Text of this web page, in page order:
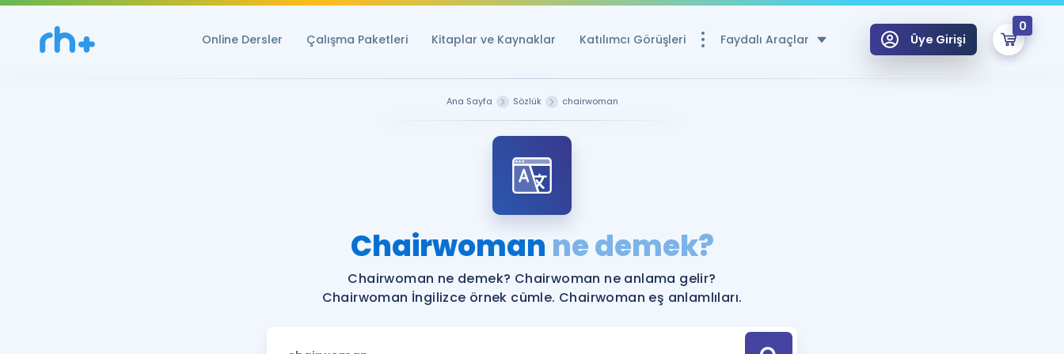
Online Dersler Çalışma Paketleri Kitaplar ve Kaynaklar Katılımcı Görüşleri Faydalı Araçlar
Ücretsiz Kaynaklar
YDS ve YÖKDİL Puan Hesaplama Aracı
YDS ve YÖKDİL'e Hazırlananlar için Öneriler
Tüm ÖSYM Sınavları Tek Takvimde
Üye Girişi
0
Remzi Hoca ile seni sınava hazırlayacak onlarca eğitim seni bekliyor!
Ana Sayfa Sözlük chairwoman
Chairwoman ne demek?
Chairwoman ne demek? Chairwoman ne anlama gelir?
Chairwoman İngilizce örnek cümle. Chairwoman eş anlamlıları.